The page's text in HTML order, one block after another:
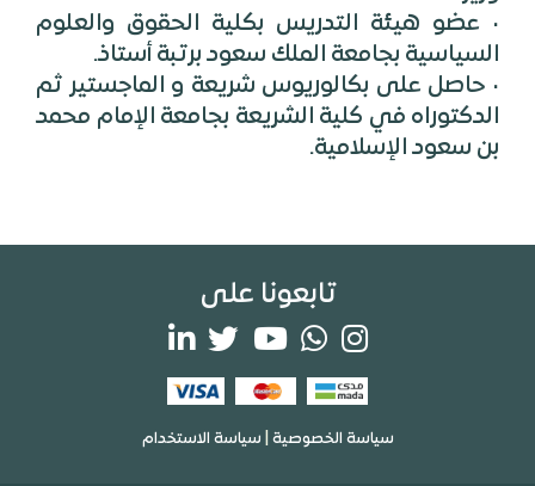
• عضو هيئة التدريس بكلية الحقوق والعلوم
• حاصل على بكالوريوس شريعة و الماجستير ثم
الدكتوراه في كلية الشريعة بجامعة الإمام محمد
بن سعود الإسلامية.
تابعونا على
سياسة الخصوصية سياسة الاستخدام